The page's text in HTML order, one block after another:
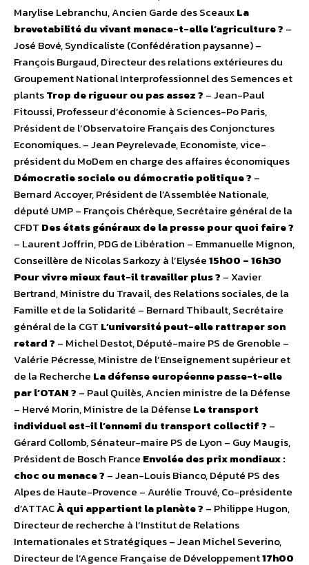
Marylise Lebranchu, Ancien Garde des SceauxLa
brevetabilité du vivant menace-t-elle l’agriculture ? –
José Bové, Syndicaliste (Confédération paysanne) –
François Burgaud, Directeur des relations extérieures du
Groupement National Interprofessionnel des Semences et
plantsTrop de rigueur ou pas assez ? – Jean-Paul
Fitoussi, Professeur d’économie à Sciences-Po Paris,
Président de l’Observatoire Français des Conjonctures
Economiques. – Jean Peyrelevade, Economiste, vice-
président du MoDem en charge des affaires économiques
Démocratie sociale ou démocratie politique ? –
Bernard Accoyer, Président de l’Assemblée Nationale,
député UMP – François Chérèque, Secrétaire général de la
CFDT Des états généraux de la presse pour quoi faire ?
– Laurent Joffrin, PDG de Libération – Emmanuelle Mignon,
Conseillère de Nicolas Sarkozy à l’Elysée15h00 – 16h30
Pour vivre mieux faut-il travailler plus ? – Xavier
Bertrand, Ministre du Travail, des Relations sociales, de la
Famille et de la Solidarité – Bernard Thibault, Secrétaire
général de la CGT L’université peut-elle rattraper son
retard ? – Michel Destot, Député-maire PS de Grenoble –
Valérie Pécresse, Ministre de l’Enseignement supérieur et
de la Recherche La défense européenne passe-t-elle
par l’OTAN ? – Paul Quilès, Ancien ministre de la Défense
– Hervé Morin, Ministre de la Défense Le transport
individuel est-il l’ennemi du transport collectif ? –
Gérard Collomb, Sénateur-maire PS de Lyon – Guy Maugis,
Président de Bosch France Envolée des prix mondiaux :
choc ou menace ? – Jean-Louis Bianco, Député PS des
Alpes de Haute-Provence – Aurélie Trouvé, Co-présidente
d’ATTACÀ qui appartient la planète ? – Philippe Hugon,
Directeur de recherche à l’Institut de Relations
Internationales et Stratégiques – Jean Michel Severino,
Directeur de l’Agence Française de Développement17h00